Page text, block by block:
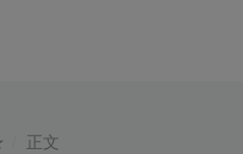
正文